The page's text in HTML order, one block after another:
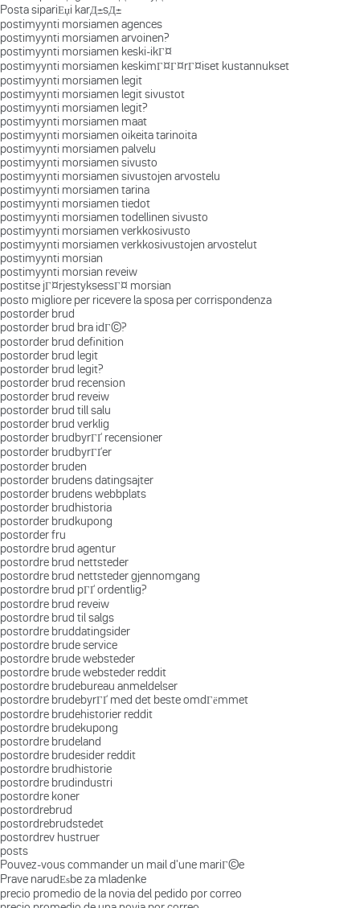
Posta sipariЕџi karД±sД±
postimyynti morsiamen agences
postimyynti morsiamen arvoinen?
postimyynti morsiamen keski-ikГ¤
postimyynti morsiamen keskimГ¤Г¤rГ¤iset kustannukset
postimyynti morsiamen legit
postimyynti morsiamen legit sivustot
postimyynti morsiamen legit?
postimyynti morsiamen maat
postimyynti morsiamen oikeita tarinoita
postimyynti morsiamen palvelu
postimyynti morsiamen sivusto
postimyynti morsiamen sivustojen arvostelu
postimyynti morsiamen tarina
postimyynti morsiamen tiedot
postimyynti morsiamen todellinen sivusto
postimyynti morsiamen verkkosivusto
postimyynti morsiamen verkkosivustojen arvostelut
postimyynti morsian
postimyynti morsian reveiw
postitse jГ¤rjestyksessГ¤ morsian
posto migliore per ricevere la sposa per corrispondenza
postorder brud
postorder brud bra idГ©?
postorder brud definition
postorder brud legit
postorder brud legit?
postorder brud recension
postorder brud reveiw
postorder brud till salu
postorder brud verklig
postorder brudbyrГҐ recensioner
postorder brudbyrГҐer
postorder bruden
postorder brudens datingsajter
postorder brudens webbplats
postorder brudhistoria
postorder brudkupong
postorder fru
postordre brud agentur
postordre brud nettsteder
postordre brud nettsteder gjennomgang
postordre brud pГҐ ordentlig?
postordre brud reveiw
postordre brud til salgs
postordre bruddatingsider
postordre brude service
postordre brude websteder
postordre brude websteder reddit
postordre brudebureau anmeldelser
postordre brudebyrГҐ med det beste omdГёmmet
postordre brudehistorier reddit
postordre brudekupong
postordre brudeland
postordre brudesider reddit
postordre brudhistorie
postordre brudindustri
postordre koner
postordrebrud
postordrebrudstedet
postordrev hustruer
posts
Pouvez-vous commander un mail d'une mariГ©e
Prave narudЕѕbe za mladenke
precio promedio de la novia del pedido por correo